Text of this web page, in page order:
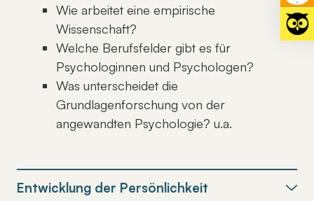
Wie arbeitet eine empirische
Wissenschaft?
Welche Berufsfelder gibt es für
Psychologinnen und Psychologen?
Was unterscheidet die
Grundlagenforschung von der
angewandten Psychologie? u.a.
Entwicklung der Persönlichkeit